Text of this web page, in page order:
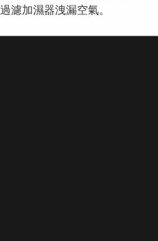
濾加濕器洩漏空氣。